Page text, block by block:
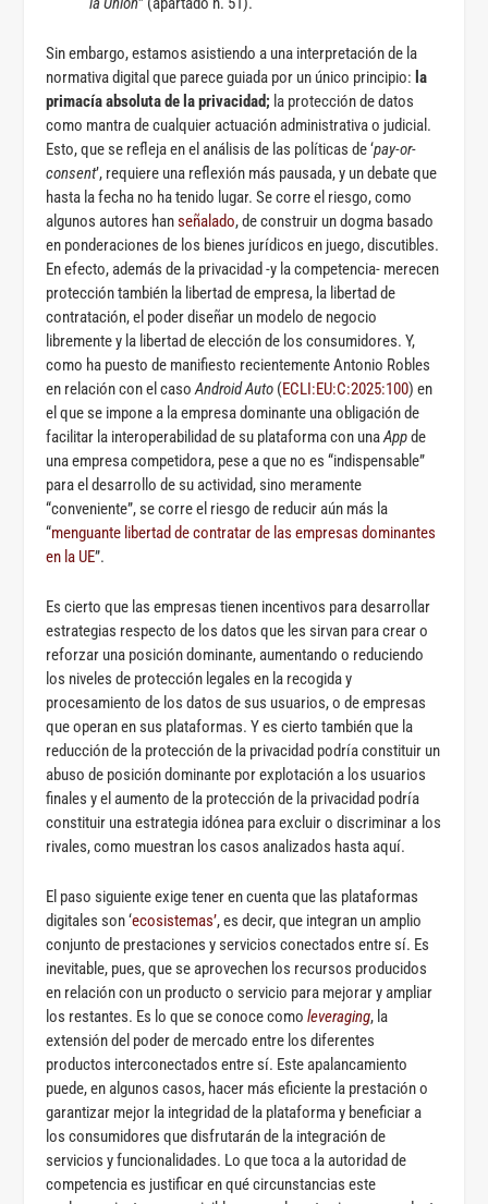
Sin embargo, estamos asistiendo a una interpretación de la
normativa digital que parece guiada por un único principio: la
primacía absoluta de la privacidad; la protección de datos
como mantra de cualquier actuación administrativa o judicial.
Esto, que se refleja en el análisis de las políticas de ‘pay-or-
consent’, requiere una reflexión más pausada, y un debate que
hasta la fecha no ha tenido lugar. Se corre el riesgo, como
algunos autores hanseñalado, de construir un dogma basado
en ponderaciones de los bienes jurídicos en juego, discutibles.
En efecto, además de la privacidad -y la competencia- merecen
protección también la libertad de empresa, la libertad de
contratación, el poder diseñar un modelo de negocio
libremente y la libertad de elección de los consumidores. Y,
como ha puesto de manifiesto recientemente Antonio Robles
en relación con el casoAndroid Auto (ECLI:EU:C:2025:100) en
el que se impone a la empresa dominante una obligación de
facilitar la interoperabilidad de su plataforma con unaAppde
una empresa competidora, pese a que no es “indispensable”
para el desarrollo de su actividad, sino meramente
“conveniente”, se corre el riesgo de reducir aún más la
“menguante libertad de contratar de las empresas dominantes
en la UE”.
Es cierto que las empresas tienen incentivos para desarrollar
estrategias respecto de los datos que les sirvan para crear o
reforzar una posición dominante, aumentando o reduciendo
los niveles de protección legales en la recogida y
procesamiento de los datos de sus usuarios, o de empresas
que operan en sus plataformas. Y es cierto también que la
reducción de la protección de la privacidad podría constituir un
abuso de posición dominante por explotación a los usuarios
finales y el aumento de la protección de la privacidad podría
constituir una estrategia idónea para excluir o discriminar a los
rivales, como muestran los casos analizados hasta aquí.
El paso siguiente exige tener en cuenta que las plataformas
digitales son ‘ecosistemas’, es decir, que integran un amplio
conjunto de prestaciones y servicios conectados entre sí. Es
inevitable, pues, que se aprovechen los recursos producidos
en relación con un producto o servicio para mejorar y ampliar
los restantes. Es lo que se conoce comoleveraging, la
extensión del poder de mercado entre los diferentes
productos interconectados entre sí. Este apalancamiento
puede, en algunos casos, hacer más eficiente la prestación o
garantizar mejor la integridad de la plataforma y beneficiar a
los consumidores que disfrutarán de la integración de
servicios y funcionalidades. Lo que toca a la autoridad de
competencia es justificar en qué circunstancias este